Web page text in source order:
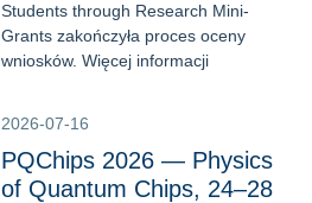
Students through Research Mini-
Grants zakończyła proces oceny
wniosków. Więcej informacji
2026-07-16
PQChips 2026 — Physics
of Quantum Chips, 24–28